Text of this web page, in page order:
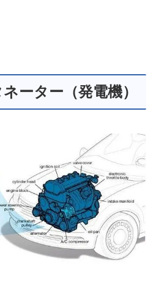
ーター（発電機）